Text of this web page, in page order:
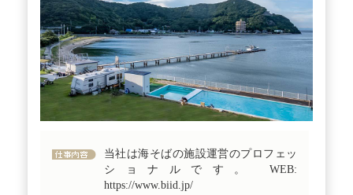
当社は海そばの施設運営のプロフェッ
ショナルです。 WEB:
https://www.biid.jp/